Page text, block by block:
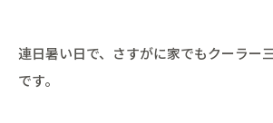
連日暑い日で、さすがに家でもクーラ
です。